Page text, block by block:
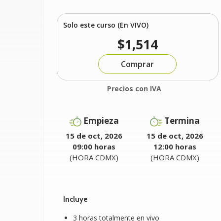
Solo este curso (En VIVO)
$1,514
Comprar
Precios con IVA
Empieza
15 de oct, 2026
09:00 horas
(HORA CDMX)
Termina
15 de oct, 2026
12:00 horas
(HORA CDMX)
Incluye
3 horas totalmente en vivo